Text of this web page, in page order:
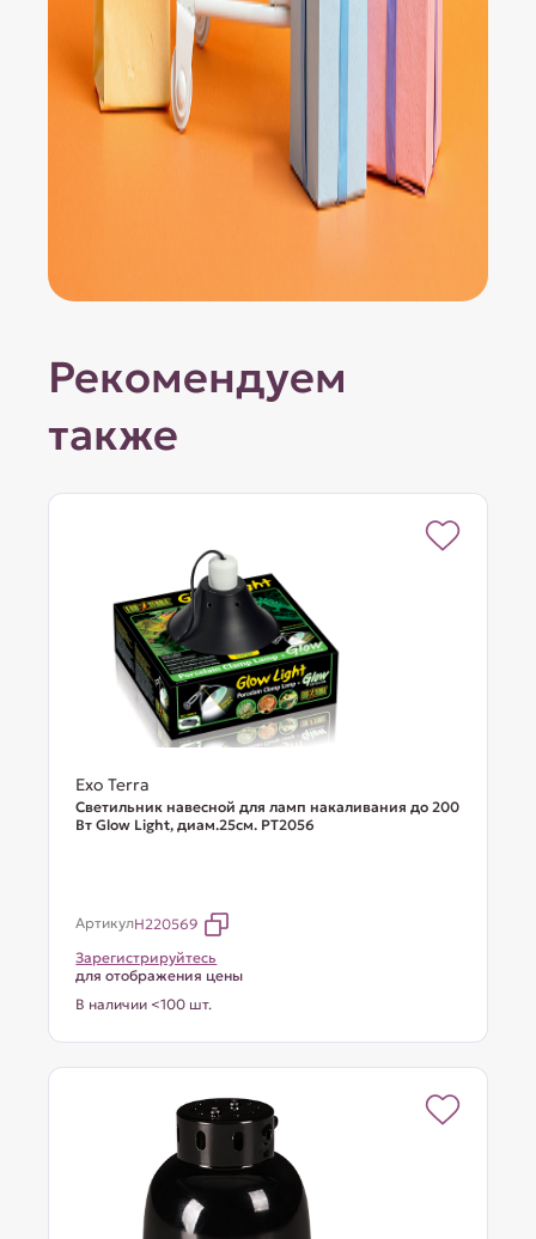
Рекомендуем
также
Exo Terra
Светильник навесной для ламп накаливания до 200
Вт Glow Light, диам.25см. PT2056
АртикулH220569
Зарегистрируйтесь
для отображения цены
В наличии <100 шт.